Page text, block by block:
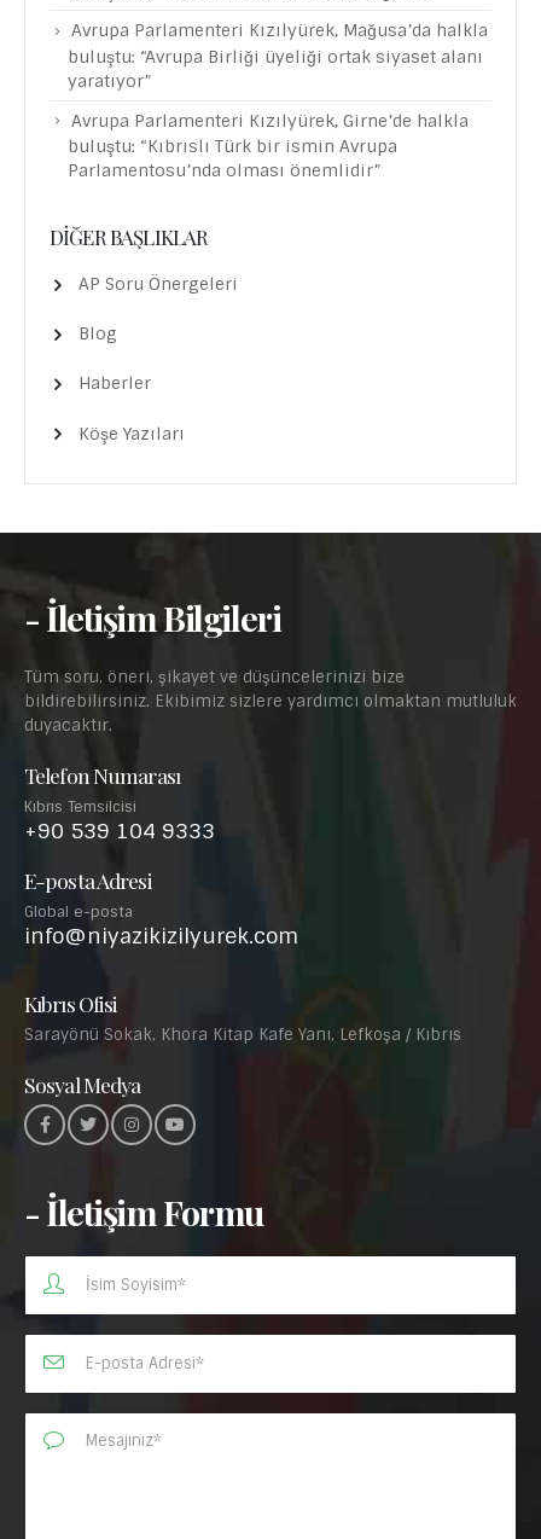
Avrupa Parlamenteri Kızılyürek, Mağusa’da halkla
buluştu: “Avrupa Birliği üyeliği ortak siyaset alanı
yaratıyor”
Avrupa Parlamenteri Kızılyürek, Girne’de halkla
buluştu: “Kıbrıslı Türk bir ismin Avrupa
Parlamentosu’nda olması önemlidir”
DIĞER BAŞLIKLAR
AP Soru Önergeleri
Blog
Haberler
Köşe Yazıları
- İletişim Bilgileri
Tüm soru, öneri, şikayet ve düşüncelerinizi bize
bildirebilirsiniz. Ekibimiz sizlere yardımcı olmaktan mutluluk
duyacaktır.
Telefon Numarası
Kıbrıs Temsilcisi
+90 539 104 9333
E-posta Adresi
Global e-posta
info@niyazikizilyurek.com
Kıbrıs Ofisi
Sarayönü Sokak, Khora Kitap Kafe Yanı, Lefkoşa / Kıbrıs
Sosyal Medya
- İletişim Formu